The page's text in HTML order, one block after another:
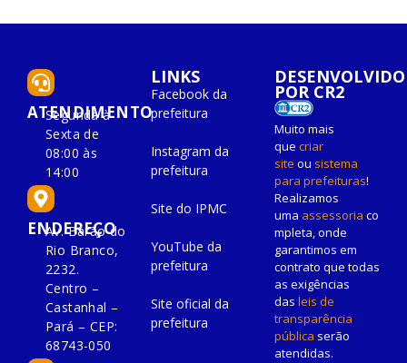
ATENDIMENTO
Segunda à
Sexta de
08:00 às
14:00
ENDEREÇO
Av. Barão do
Rio Branco,
2232.
Centro –
Castanhal –
Pará – CEP:
68743-050
LINKS
Facebook da
prefeitura
Instagram da
prefeitura
Site do IPMC
YouTube da
prefeitura
Site oficial da
prefeitura
DESENVOLVIDO
POR CR2
Muito mais
que criar
site ou sistema
para prefeituras!
Realizamos
uma assessoria co
mpleta, onde
garantimos em
contrato que todas
as exigências
das leis de
transparência
pública serão
atendidas.